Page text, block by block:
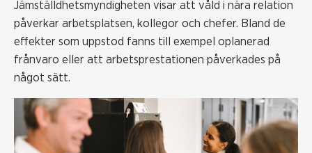
Jämställdhetsmyndigheten visar att våld i nära relation
påverkar arbetsplatsen, kollegor och chefer. Bland de
effekter som uppstod fanns till exempel oplanerad
frånvaro eller att arbetsprestationen påverkades på
något sätt.